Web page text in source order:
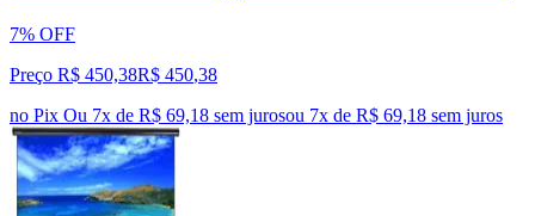
7% OFF
Preço R$ 450,38R$ 450,38
no Pix Ou 7x de R$ 69,18 sem jurosou 7x de R$ 69,18 sem juros